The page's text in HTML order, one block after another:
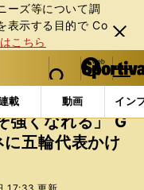
ーズ等について調
表⽰する⽬的で Co
こちら
閉じ
る
web Sportiva (webスポルティーバ)
検索
マイペ
ー
ジ
メニュ
載 動画 イン
ュア 千葉百音「弱さ
強くなれる」 G
五輪代表かけ